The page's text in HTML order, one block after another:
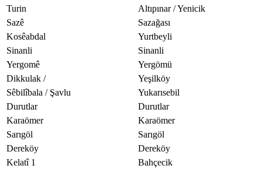
Turin
Altıpınar / Yenicik
Sazê
Sazağası
Kosêabdal
Yurtbeyli
Sinanli
Sinanli
Yergomê
Yergömü
Dikkulak /
Yeşilköy
Sêbilîbala / Şavlu
Yukarısebil
Durutlar
Durutlar
Karaömer
Karaömer
Sarıgöl
Sarıgöl
Dereköy
Dereköy
Kelatî 1
Bahçecik